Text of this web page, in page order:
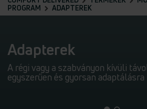
PROGRAM
ADAPTEREK
Adapterek
A régi vagy a szabványon kívüli
egyszerűen és gyorsan